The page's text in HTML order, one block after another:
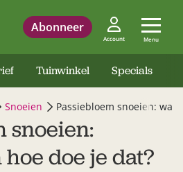
Abonneer
Account Menu
Tuinwinkel Specials
Snoeien Passiebloem snoeien:
snoeien:
doe je dat?